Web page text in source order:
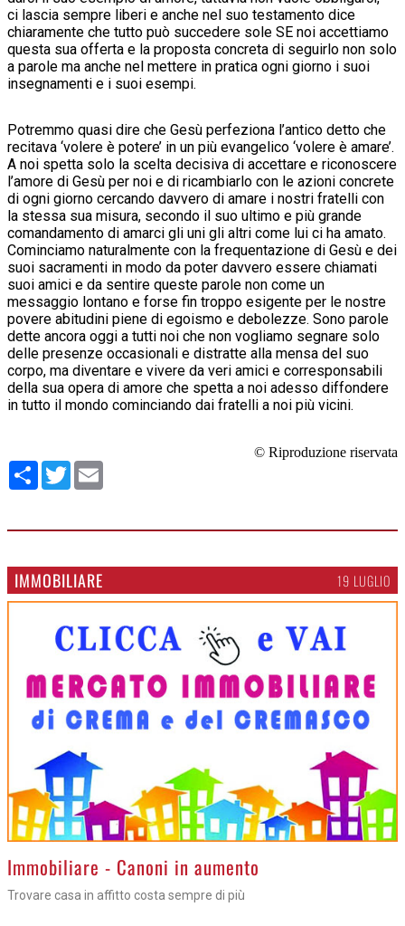
ci lascia sempre liberi e anche nel suo testamento dice
chiaramente che tutto può succedere sole SE noi accettiamo
questa sua offerta e la proposta concreta di seguirlo non solo
a parole ma anche nel mettere in pratica ogni giorno i suoi
insegnamenti e i suoi esempi.
Potremmo quasi dire che Gesù perfeziona l’antico detto che
recitava ‘volere è potere’ in un più evangelico ‘volere è amare’.
A noi spetta solo la scelta decisiva di accettare e riconoscere
l’amore di Gesù per noi e di ricambiarlo con le azioni concrete
di ogni giorno cercando davvero di amare i nostri fratelli con
la stessa sua misura, secondo il suo ultimo e più grande
comandamento di amarci gli uni gli altri come lui ci ha amato.
Cominciamo naturalmente con la frequentazione di Gesù e dei
suoi sacramenti in modo da poter davvero essere chiamati
suoi amici e da sentire queste parole non come un
messaggio lontano e forse fin troppo esigente per le nostre
povere abitudini piene di egoismo e debolezze. Sono parole
dette ancora oggi a tutti noi che non vogliamo segnare solo
delle presenze occasionali e distratte alla mensa del suo
corpo, ma diventare e vivere da veri amici e corresponsabili
della sua opera di amore che spetta a noi adesso diffondere
in tutto il mondo cominciando dai fratelli a noi più vicini.
© Riproduzione riservata
Condividi
Twitter
IMMOBILIARE 19 LUGLIO
>Immobiliare - Canoni in aumento
Trovare casa in affitto costa sempre di più